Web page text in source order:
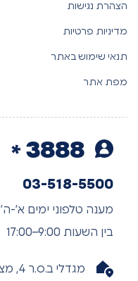
הצהרת נגישות
מדיניות פרטיות
תנאי שימוש באתר
מפת אתר
03-518-5500
מענה טלפוני ימים א’-ה’
בין השעות 9:00–17:00
מגדלי ב.ס.ר 4, מצדה 7 בני ברק